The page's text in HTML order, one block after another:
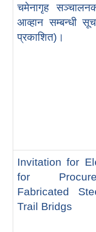
चमेनागृह
आव्हान सम्बन्धी
प्रकाशित)।
Invitation for
for
Fabricated
Trail Bridgs